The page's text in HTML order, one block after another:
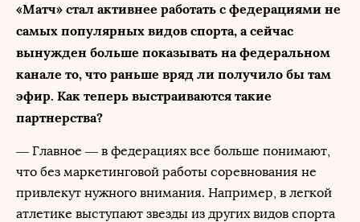
«Матч» стал активнее работать с федерациями не
самых популярных видов спорта, а сейчас
вынужден больше показывать на федеральном
канале то, что раньше вряд ли получило бы там
эфир. Как теперь выстраиваются такие
партнерства?
— Главное — в федерациях все больше понимают,
что без маркетинговой работы соревнования не
привлекут нужного внимания. Например, в легкой
атлетике выступают звезды из других видов спорта